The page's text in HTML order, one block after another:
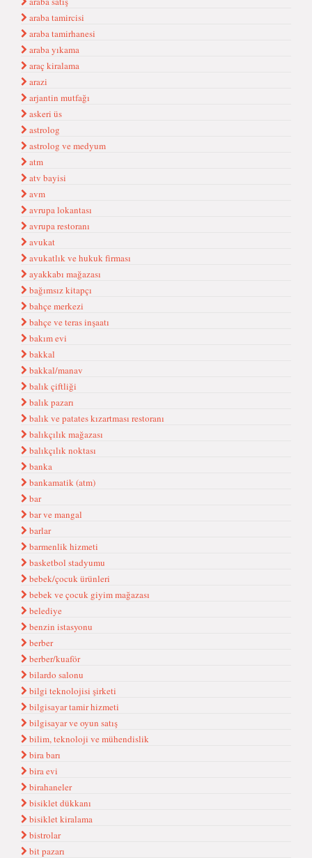
araba tamircisi
araba tamirhanesi
araba yıkama
araç kiralama
arazi
arjantin mutfağı
askeri üs
astrolog
astrolog ve medyum
atm
atv bayisi
avm
avrupa lokantası
avrupa restoranı
avukat
avukatlık ve hukuk firması
ayakkabı mağazası
bağımsız kitapçı
bahçe merkezi
bahçe ve teras inşaatı
bakım evi
bakkal
bakkal/manav
balık çiftliği
balık pazarı
balık ve patates kızartması restoranı
balıkçılık mağazası
balıkçılık noktası
banka
bankamatik (atm)
bar
bar ve mangal
barlar
barmenlik hizmeti
basketbol stadyumu
bebek/çocuk ürünleri
bebek ve çocuk giyim mağazası
belediye
benzin istasyonu
berber
berber/kuaför
bilardo salonu
bilgi teknolojisi şirketi
bilgisayar tamir hizmeti
bilgisayar ve oyun satış
bilim, teknoloji ve mühendislik
bira barı
bira evi
birahaneler
bisiklet dükkanı
bisiklet kiralama
bistrolar
bit pazarı